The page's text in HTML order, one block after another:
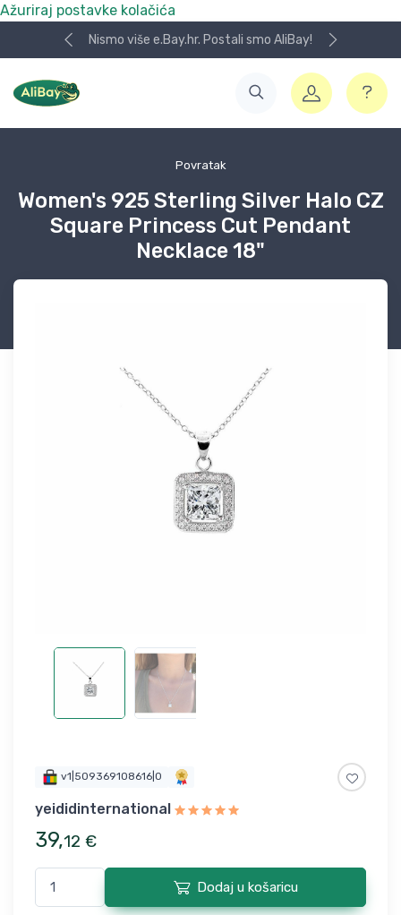
Ažuriraj postavke kolačića
Nismo više e.Bay.hr. Postali smo AliBay!
Povratak
Women's 925 Sterling Silver Halo CZ
Square Princess Cut Pendant
Necklace 18"
v1|509369108616|0
yeididinternational
39,12 €
Dodaj u košaricu